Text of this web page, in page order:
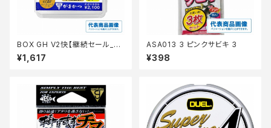
BOX GH V2快【継続セール_仕
掛】
¥1,617
ASA013 3 ピンクサビキ 3
¥398